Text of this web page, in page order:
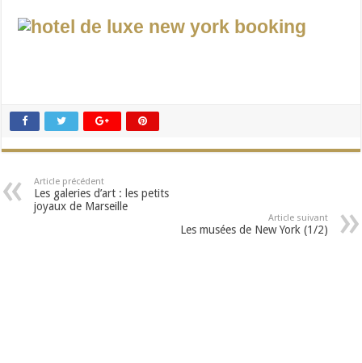
Article précédent
Les galeries d’art : les petits
joyaux de Marseille
Article suivant
Les musées de New York (1/2)